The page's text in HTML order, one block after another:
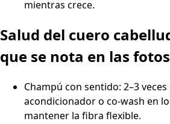
mientras crece.
Salud del cuero
que se nota en las fotos
Champú con sentido: 2–3
acondicionador o co-wash en
mantener la fibra flexible.